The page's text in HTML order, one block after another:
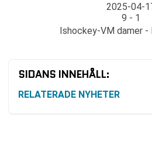
2025-04-
9 - 1
Ishockey-VM damer -
SIDANS INNEHÅLL:
RELATERADE NYHETER